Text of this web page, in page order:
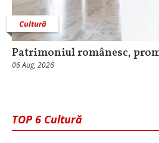
Cultură
Patrimoniul românesc,
06 Aug, 2026
TOP 6 Cultură